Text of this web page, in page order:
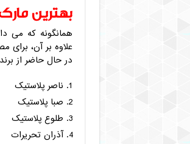
بهترین
همانگونه که می
علاوه بر آن،
در حال حاضر از
ناصر پلاستیک
صبا پلاستیک
طلوع پلاستیک
آذران تحریرات